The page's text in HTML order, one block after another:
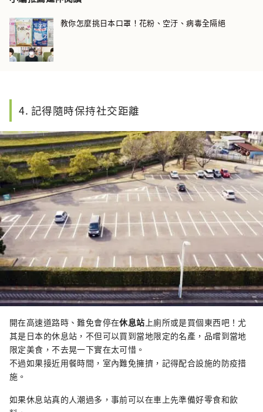
教你怎麼挑日本口罩！花粉、空汙、病毒全隔絕
4. 記得隨時保持社交距離
開在高速道路時、難免會停在休息站 上廁所或是買個東西吧！尤
其是日本的休息站，不但可以買到當地限定的名產，品嚐到當地
限定美食，不去晃一下實在太可惜。
不過如果接近用餐時間，室內難免擁擠，記得配合設施的防疫措
施。
如果休息站真的人潮過多，事前可以在車上先準備好零食和飲